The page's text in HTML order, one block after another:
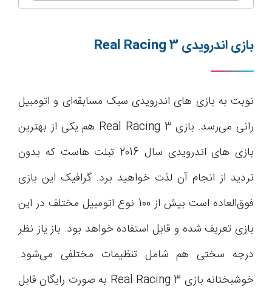
بازی اندرویدی Real Racing 3
نوبت به بازی های اندرویدی سبک مسابقه‌ای و اتومبیل
رانی می‌رسد. بازی Real Racing 3 هم یکی از بهترین
بازی های اندرویدی سال 2016 تبلت هاست که بدون
تردید از انجام آن لذت خواهید برد. گرافیک این بازی
فوق‌العاده است بیش از 100 نوع اتومبیل مختلف در این
بازی تعریف شده و قابل استفاده خواهد بود. باز یاز نظر
درجه سختی هم شامل تنظیمات مختلفی می‌شود.
خوشبختانه بازی Real Racing 3 به صورت رایگان قابل